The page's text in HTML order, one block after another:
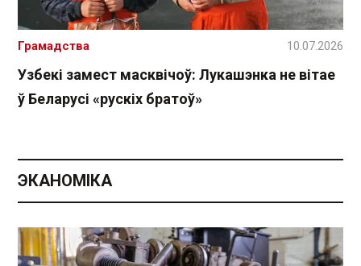
Узбекі замест масквічоў: Лукашэнка не вітае
ў Беларусі «рускіх братоў»
Грамадства 10.07.2026
ЭКАНОМІКА